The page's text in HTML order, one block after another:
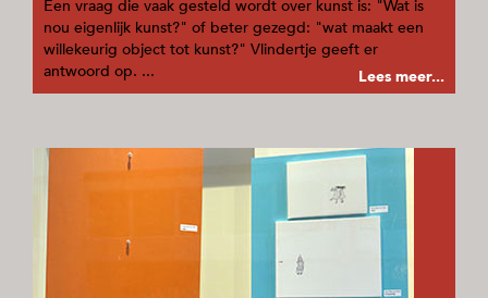
Een vraag die vaak gesteld wordt over kunst is: "Wat is
nou eigenlijk kunst?" of beter gezegd: "wat maakt een
willekeurig object tot kunst?" Vlindertje geeft er
antwoord op. ...
Lees meer...